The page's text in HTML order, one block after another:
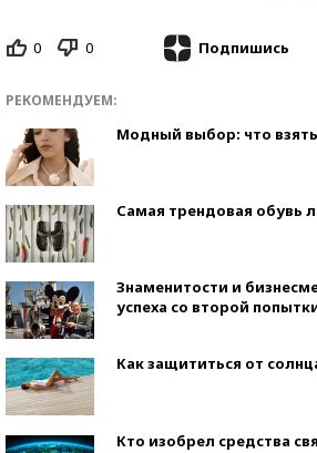
0 0 Подпишись
РЕКОМЕНДУЕМ:
Модный выбор: что взять
Самая трендовая обувь
Знаменитости и
успеха со второй
Как защититься от
Кто изобрел средства